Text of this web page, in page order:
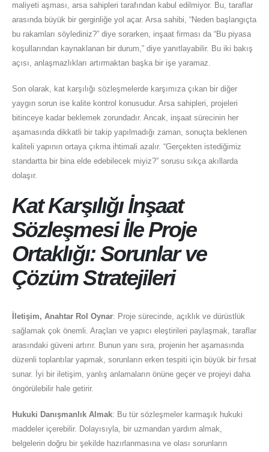
maliyeti aşması, arsa sahipleri tarafından kabul edilmiyor. Bu, taraflar
arasında büyük bir gerginliğe yol açar. Arsa sahibi, “Neden başlangıçta
bu rakamları söylediniz?” diye sorarken, inşaat firması da “Bu piyasa
koşullarından kaynaklanan bir durum,” diye yanıtlayabilir. Bu iki bakış
açısı, anlaşmazlıkları artırmaktan başka bir işe yaramaz.
Son olarak, kat karşılığı sözleşmelerde karşımıza çıkan bir diğer
yaygın sorun ise kalite kontrol konusudur. Arsa sahipleri, projeleri
bitinceye kadar beklemek zorundadır. Ancak, inşaat sürecinin her
aşamasında dikkatli bir takip yapılmadığı zaman, sonuçta beklenen
kaliteli yapının ortaya çıkma ihtimali azalır. “Gerçekten istediğimiz
standartta bir bina elde edebilecek miyiz?” sorusu sıkça akıllarda
dolaşır.
Kat Karşılığı İnşaat
Sözleşmesi İle Proje
Ortaklığı: Sorunlar ve
Çözüm Stratejileri
İletişim, Anahtar Rol Oynar: Proje sürecinde, açıklık ve dürüstlük
sağlamak çok önemli. Araçları ve yapıcı eleştirileri paylaşmak, taraflar
arasındaki güveni artırır. Bunun yanı sıra, projenin her aşamasında
düzenli toplantılar yapmak, sorunların erken tespiti için büyük bir fırsat
sunar. İyi bir iletişim, yanlış anlamaların önüne geçer ve projeyi daha
öngörülebilir hale getirir.
Hukuki Danışmanlık Almak: Bu tür sözleşmeler karmaşık hukuki
maddeler içerebilir. Dolayısıyla, bir uzmandan yardım almak,
belgelerin doğru bir şekilde hazırlanmasına ve olası sorunların